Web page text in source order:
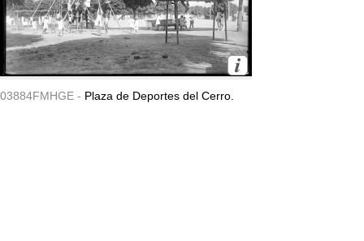
03884FMHGE - Plaza de Deportes del Cerro.